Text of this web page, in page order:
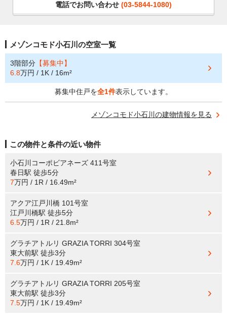
電話でお問い合わせ (03-5844-1080)
メゾンコモド小石川の空室一覧
3階部分 【募集中】
6.8万円 / 1K / 16m²
募集中住戸を全1件表示しています。
メゾンコモド小石川の建物情報を見る
この物件と条件の近い物件
小石川コーポビアネーズ 411号室
春日駅 徒歩5分
7万円 / 1R / 16.49m²
アクア江戸川橋 101号室
江戸川橋駅 徒歩5分
6.5万円 / 1R / 21.8m²
グラチアトルリ GRAZIA TORRI 304号室
東大前駅 徒歩3分
7.6万円 / 1K / 19.49m²
グラチアトルリ GRAZIA TORRI 205号室
東大前駅 徒歩3分
7.5万円 / 1K / 19.49m²